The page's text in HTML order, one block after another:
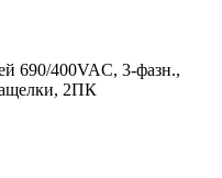
690/400VAC, 3-фазн.,
2ПК